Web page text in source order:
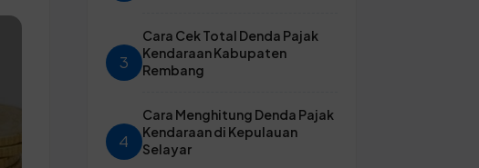
3
Cara Cek Total Denda Pajak
Kendaraan Kabupaten
Rembang
4
Cara Menghitung Denda Pajak
Kendaraan di Kepulauan
Selayar